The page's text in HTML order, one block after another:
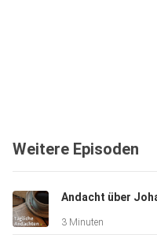
Weitere Episoden
3 Minuten